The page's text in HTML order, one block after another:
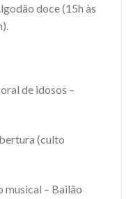
doce (15h às
de idosos –
(culto
musical – Bailão